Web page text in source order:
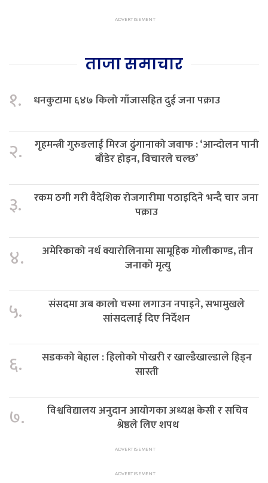
ताजा समाचार
१. धनकुटामा ६४७ किलो गाँजासहित दुई जना पक्राउ
२.
गृहमन्त्री गुरुङलाई मिरज ढुंगानाको जवाफ : ‘आन्दोलन पानी
बाँडेर होइन, विचारले चल्छ’
३.
रकम ठगी गरी वैदेशिक रोजगारीमा पठाइदिने भन्दै चार जना
पक्राउ
४.
अमेरिकाको नर्थ क्यारोलिनामा सामूहिक गोलीकाण्ड, तीन
जनाको मृत्यु
५.
संसदमा अब कालो चस्मा लगाउन नपाइने, सभामुखले
सांसदलाई दिए निर्देशन
६.
सडकको बेहाल : हिलोको पोखरी र खाल्डैखाल्डाले हिड्न
सास्ती
७.
विश्वविद्यालय अनुदान आयोगका अध्यक्ष केसी र सचिव
श्रेष्ठले लिए शपथ